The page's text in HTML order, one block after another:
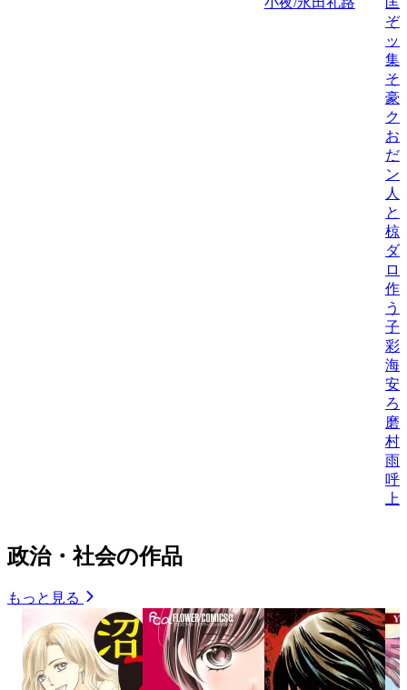
ぞ
ッ
集
そ
豪
ク
お
だ
ン
人
と
椋
ダ
ロ
作
う
子/
彩
海
安
ろ
磨
村
雨
呼
政治・社会の作品
もっと見る